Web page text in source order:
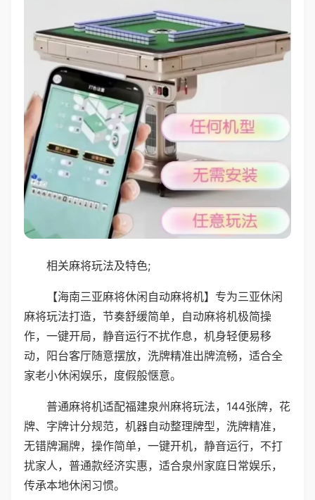
相关麻将玩法及特色;
【海南三亚麻将休闲自动麻将机】专为三亚休闲
麻将玩法打造，节奏舒缓简单，自动麻将机极简操
作，一键开局，静音运行不扰作息，机身轻便易移
动，阳台客厅随意摆放，洗牌精准出牌流畅，适合全
家老小休闲娱乐，度假般惬意。
普通麻将机适配福建泉州麻将玩法，144张牌，花
牌、字牌计分规范，机器自动整理牌型，洗牌精准，
无错牌漏牌，操作简单，一键开机，静音运行，不打
扰家人，普通款经济实惠，适合泉州家庭日常娱乐，
传承本地休闲习惯。